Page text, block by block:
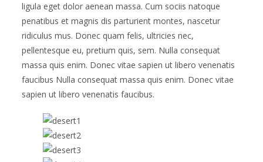
ligula eget dolor aenean massa. Cum sociis natoque
penatibus et magnis dis parturient montes, nascetur
ridiculus mus. Donec quam felis, ultricies nec,
pellentesque eu, pretium quis, sem. Nulla consequat
massa quis enim. Donec vitae sapien ut libero venenatis
faucibus Nulla consequat massa quis enim. Donec vitae
sapien ut libero venenatis faucibus.